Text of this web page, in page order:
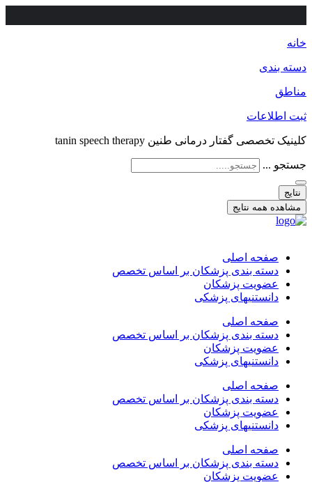
خانه
دسته بندی
مناطق
ثبت اطلاعات
کلینیک تخصصی گفتار درمانی طنین tanin speech therapy
جستجو ...
نتایج
مشاهده همه نتایج
صفحه اصلی
دسته بندی پزشکان بر اساس تخصص
عضویت پزشکان
دانستنیهای پزشکی
صفحه اصلی
دسته بندی پزشکان بر اساس تخصص
عضویت پزشکان
دانستنیهای پزشکی
صفحه اصلی
دسته بندی پزشکان بر اساس تخصص
عضویت پزشکان
دانستنیهای پزشکی
صفحه اصلی
دسته بندی پزشکان بر اساس تخصص
عضویت پزشکان